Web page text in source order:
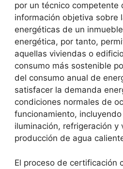
por un técnico competente
información objetiva sobre
energéticas de un
energética, por tanto,
aquellas viviendas o
consumo más sostenible
del consumo anual de
satisfacer la demanda
condiciones normales de
funcionamiento,
iluminación, refrigeración y
producción de agua
El proceso de certificación